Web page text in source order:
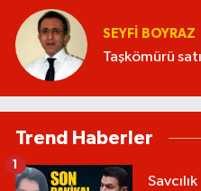
SEYFI BOYRAZ
Taşkömürü
Trend Haberler
1